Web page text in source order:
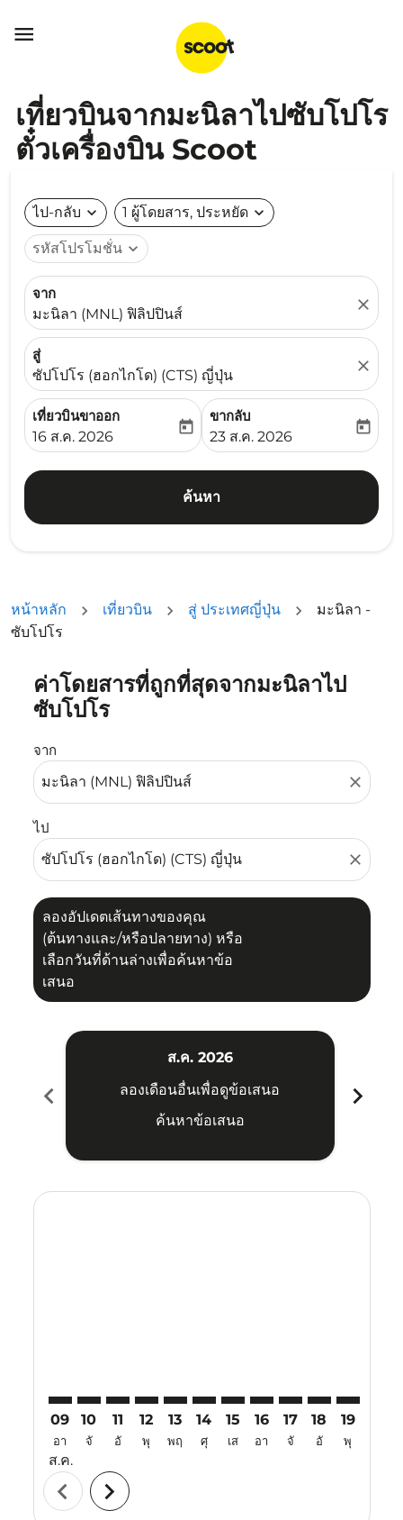

เที่ยวบินจากมะนิลาไปซับโปโร
ตั๋วเครื่องบิน Scoot
ไป-กลับ expand_more 1 ผู้โดยสาร, ประหยัด expand_more
รหัสโปรโมชั่น expand_more
จาก
มะนิลา (MNL) ฟิลิปปินส์
close
สู่
ซัปโปโร (ฮอกไกโด) (CTS) ญี่ปุ่น
close
เที่ยวบินขาออก
fc-booking-departure-date-aria-label
16 ส.ค. 2026
today
ขากลับ
fc-booking-return-date-
23 ส.ค. 2026
today
ค้นหา
หน้าหลัก เที่ยวบิน สู่ ประเทศญี่ปุ่น
มะนิลา -
ซับโปโร
ค่าโดยสารที่ถูกที่สุดจากมะนิลาไป
ซับโปโร
จาก
close
ไป
close
ลองอัปเดตเส้นทางของคุณ
(ต้นทางและ/หรือปลายทาง) หรือ
เลือกวันที่ด้านล่างเพื่อค้นหาข้อ
เสนอ
ลองอัปเดตเส้นทางของคุณ (ต้นทางและ/หรือปลายทาง) หรื
chevron_left
ส.ค. 2026
ลองเดือนอื่นเพื่อดูข้อเสนอ
ค้นหาข้อเสนอ
chevron_right
09
อา
ส.ค.
10
จั
11
อั
12
พุ
13
พฤ
14
ศุ
15
เส
16
อา
17
จั
18
อั
19
พุ
chevron_left chevron_right